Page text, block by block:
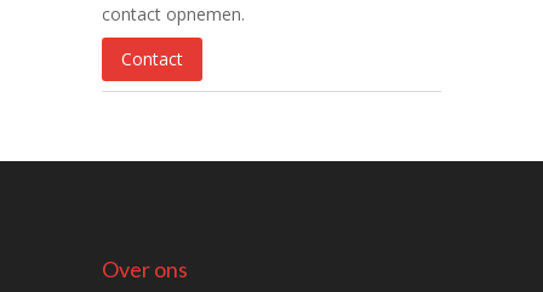
contact opnemen.
Contact
Over ons